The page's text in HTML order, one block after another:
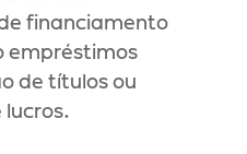
financiamento
empréstimos
de títulos ou
lucros.